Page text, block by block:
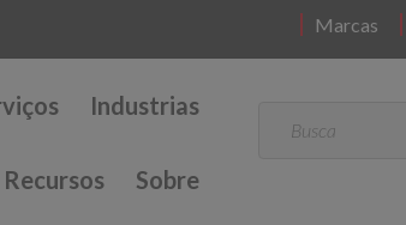
Marcas
Industrias
Recursos Sobre